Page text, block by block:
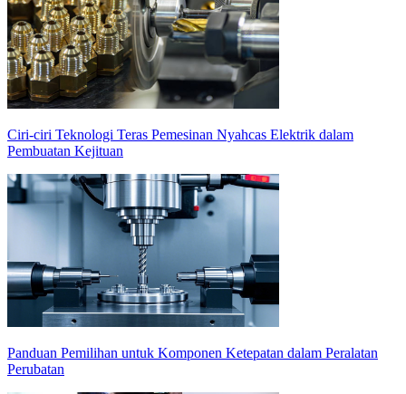
Ciri-ciri Teknologi Teras Pemesinan Nyahcas Elektrik dalam
Pembuatan Kejituan
Panduan Pemilihan untuk Komponen Ketepatan dalam Peralatan
Perubatan